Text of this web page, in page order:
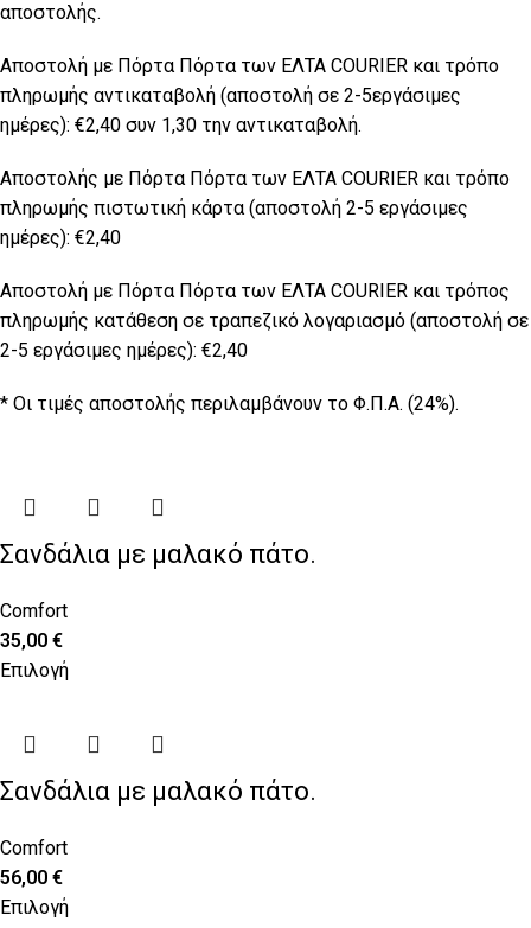
αποστολής.
Αποστολή με Πόρτα Πόρτα των ΕΛΤΑ COURIER και τρόπο
πληρωμής αντικαταβολή (αποστολή σε 2-5εργάσιμες
ημέρες): €2,40 συν 1,30 την αντικαταβολή.
Αποστολής με Πόρτα Πόρτα των ΕΛTA COURIER και τρόπο
πληρωμής πιστωτική κάρτα (αποστολή 2-5 εργάσιμες
ημέρες): €2,40
Αποστολή με Πόρτα Πόρτα των ΕΛΤΑ COURIER και τρόπος
πληρωμής κατάθεση σε τραπεζικό λογαριασμό (αποστολή σε
2-5 εργάσιμες ημέρες): €2,40
* Οι τιμές αποστολής περιλαμβάνουν το Φ.Π.Α. (24%).
Σανδάλια με μαλακό πάτο.
Comfort
35,00 €
Επιλογή
Σανδάλια με μαλακό πάτο.
Comfort
56,00 €
Επιλογή